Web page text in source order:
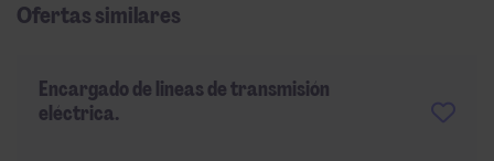
Ofertas similares
Encargado de lineas de transmisión
eléctrica.